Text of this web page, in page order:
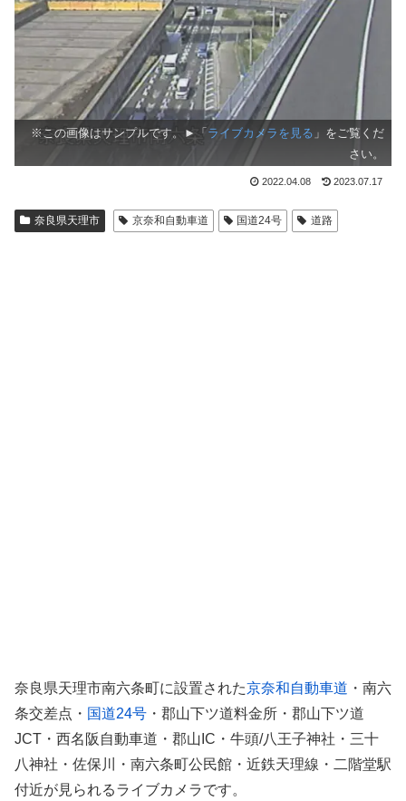
※この画像はサンプルです。►「ライブカメラを見る 」をご覧くだ
さい。
2022.04.08 2023.07.17
奈良県天理市 京奈和自動車道 国道24号 道路
奈良県天理市南六条町に設置された京奈和自動車道 ・南六
条交差点・ 国道24号 ・郡山下ツ道料金所・郡山下ツ道
JCT・西名阪自動車道・郡山IC・牛頭/八王子神社・三十
八神社・佐保川・南六条町公民館・近鉄天理線・二階堂駅
付近が見られるライブカメラです。